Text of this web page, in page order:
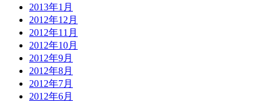
2013年1月
2012年12月
2012年11月
2012年10月
2012年9月
2012年8月
2012年7月
2012年6月